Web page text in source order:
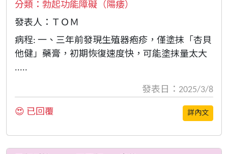
分類： 勃起功能障礙（陽痿）
發表人：ＴＯＭ
病程: 一、三年前發現生殖器疱疹，僅塗抹「杏貝
他健」藥膏，初期恢復速度快，可能塗抹量太大
.....
發表日：2025/3/8
😍 已回覆 詳內文